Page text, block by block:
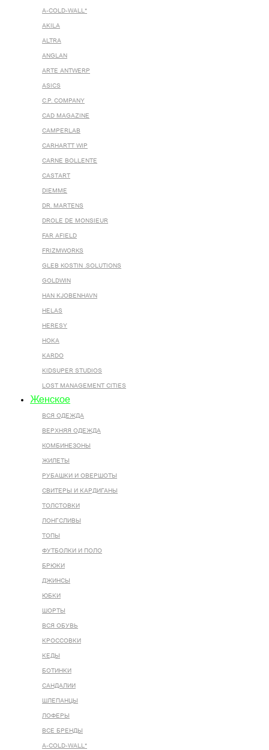
A-COLD-WALL*
AKILA
ALTRA
ANGLAN
ARTE ANTWERP
ASICS
C.P. COMPANY
CAD MAGAZINE
CAMPERLAB
CARHARTT WIP
CARNE BOLLENTE
CASTART
DIEMME
DR. MARTENS
DROLE DE MONSIEUR
FAR AFIELD
FRIZMWORKS
GLEB KOSTIN .SOLUTIONS
GOLDWIN
HAN KJOBENHAVN
HELAS
HERESY
HOKA
KARDO
KIDSUPER STUDIOS
LOST MANAGEMENT CITIES
Женское
ВСЯ ОДЕЖДА
ВЕРХНЯЯ ОДЕЖДА
КОМБИНЕЗОНЫ
ЖИЛЕТЫ
РУБАШКИ И ОВЕРШОТЫ
СВИТЕРЫ И КАРДИГАНЫ
ТОЛСТОВКИ
ЛОНГСЛИВЫ
ТОПЫ
ФУТБОЛКИ И ПОЛО
БРЮКИ
ДЖИНСЫ
ЮБКИ
ШОРТЫ
ВСЯ ОБУВЬ
КРОССОВКИ
КЕДЫ
БОТИНКИ
САНДАЛИИ
ШЛЕПАНЦЫ
ЛОФЕРЫ
ВСЕ БРЕНДЫ
A-COLD-WALL*